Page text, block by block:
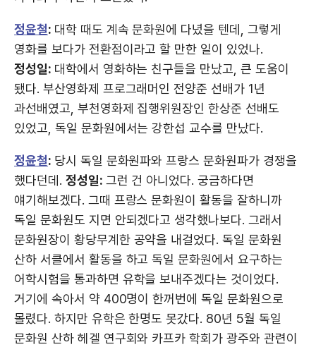
정윤철: 대학 때도 계속 문화원에 다녔을 텐데, 그렇게
영화를 보다가 전환점이라고 할 만한 일이 있었나.
정성일: 대학에서 영화하는 친구들을 만났고, 큰 도움이
됐다. 부산영화제 프로그래머인 전양준 선배가 1년
과선배였고, 부천영화제 집행위원장인 한상준 선배도
있었고, 독일 문화원에서는 강한섭 교수를 만났다.
정윤철: 당시 독일 문화원파와 프랑스 문화원파가 경쟁을
했다던데. 정성일: 그런 건 아니었다. 궁금하다면
얘기해보겠다. 그때 프랑스 문화원이 활동을 잘하니까
독일 문화원도 지면 안되겠다고 생각했나보다. 그래서
문화원장이 황당무계한 공약을 내걸었다. 독일 문화원
산하 서클에서 활동을 하고 독일 문화원에서 요구하는
어학시험을 통과하면 유학을 보내주겠다는 것이었다.
거기에 속아서 약 400명이 한꺼번에 독일 문화원으로
몰렸다. 하지만 유학은 한명도 못갔다. 80년 5월 독일
문화원 산하 헤겔 연구회와 카프카 학회가 광주와 관련이